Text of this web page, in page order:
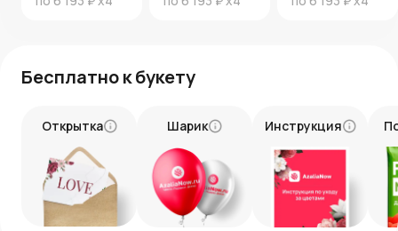
Бесплатно к букету
Открытка Шарик Инструкция